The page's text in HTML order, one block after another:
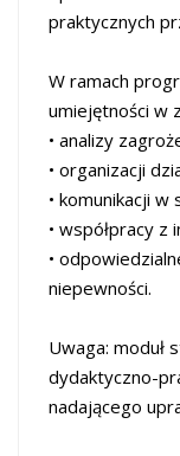
praktycznych
W ramach
umiejętności w
• analizy
• organizacji
• komunikacji
• współpracy
•
niepewności.
Uwaga: moduł
dydaktyczno-
nadającego